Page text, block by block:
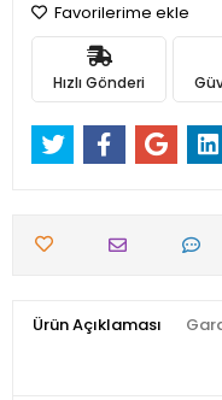
Favorilerime ekle
Hızlı Gönderi
Ürün Açıklaması